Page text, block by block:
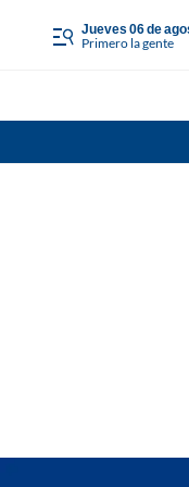
jueves 06 de
Primero la gente